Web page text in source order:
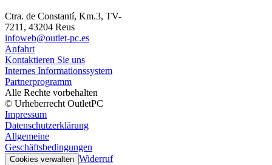
Ctra. de Constantí, Km.3, TV-
7211, 43204 Reus
infoweb@outlet-pc.es
Anfahrt
Kontaktieren Sie uns
Internes Informationssystem
Partnerprogramm
Alle Rechte vorbehalten
© Urheberrecht OutletPC
Impressum
Datenschutzerklärung
Allgemeine
Geschäftsbedingungen
Cookies verwalten Widerruf